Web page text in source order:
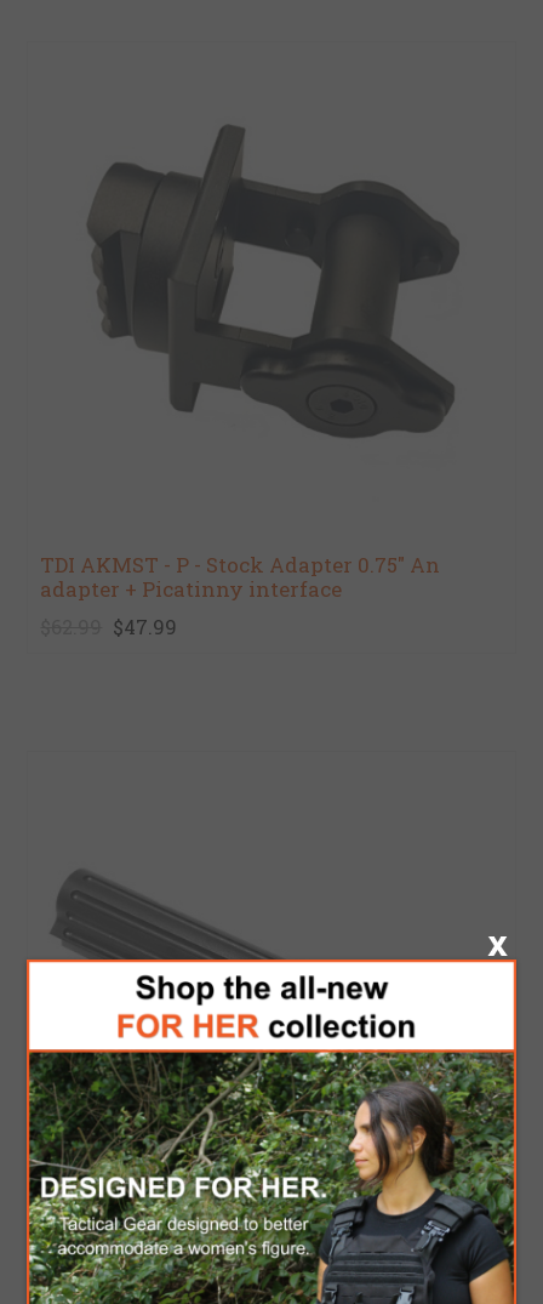
TDI AKMST - P - Stock Adapter 0.75" An
adapter + Picatinny interface
$47.99
TDI AKS-T Adapter Tube